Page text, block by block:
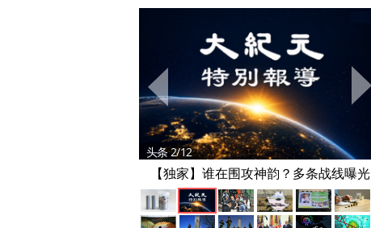
头条 2/12
【独家】谁在围攻神韵？多条战线曝光
头条 3/12
泰国校园枪击案酿9死 含枪手及其祖父母